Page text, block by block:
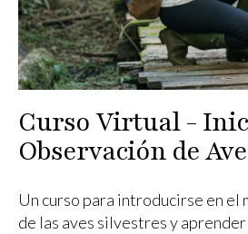
Curso Virtual -
Observación de
Un curso para introducirse en el
de las aves silvestres y